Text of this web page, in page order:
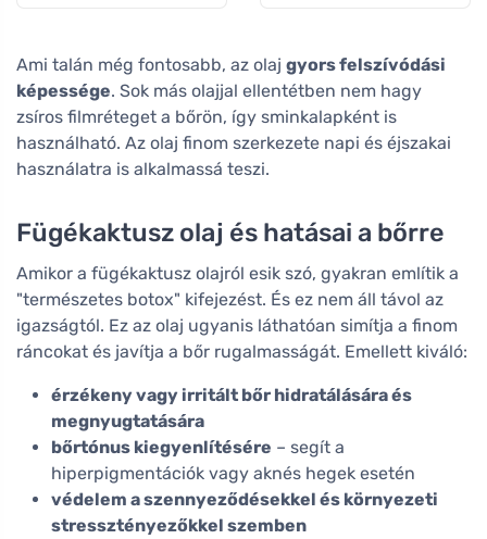
Ami talán még fontosabb, az olaj gyors felszívódási
képessége. Sok más olajjal ellentétben nem hagy
zsíros filmréteget a bőrön, így sminkalapként is
használható. Az olaj finom szerkezete napi és éjszakai
használatra is alkalmassá teszi.
Fügékaktusz olaj és hatásai a bőrre
Amikor a fügékaktusz olajról esik szó, gyakran említik a
"természetes botox" kifejezést. És ez nem áll távol az
igazságtól. Ez az olaj ugyanis láthatóan simítja a finom
ráncokat és javítja a bőr rugalmasságát. Emellett kiváló:
érzékeny vagy irritált bőr hidratálására és
megnyugtatására
bőrtónus kiegyenlítésére – segít a
hiperpigmentációk vagy aknés hegek esetén
védelem a szennyeződésekkel és környezeti
stressztényezőkkel szemben